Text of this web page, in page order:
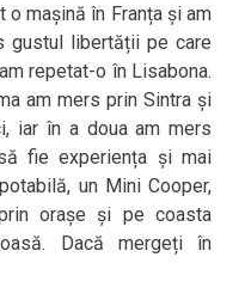
o mașină în Franța și am
gustul libertății pe care
repetat-o în Lisabona.
am mers prin Sintra și
iar în a doua am mers
fie experiența și mai
un Mini Cooper,
orașe și pe coasta
Dacă mergeți în